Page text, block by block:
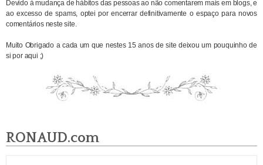
Devido à mudança de hábitos das pessoas ao não comentarem mais em blogs, e
ao excesso de spams, optei por encerrar definitivamente o espaço para novos
comentários neste site.
Muito Obrigado a cada um que nestes 15 anos de site deixou um pouquinho de
si por aqui ;)
RONAUD.com